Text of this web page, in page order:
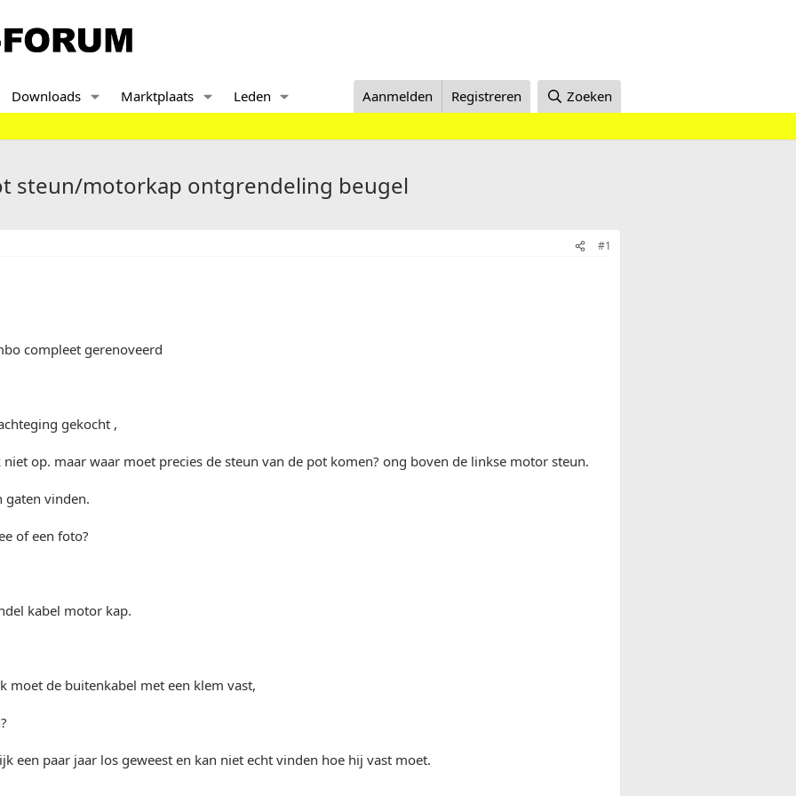
Downloads Marktplaats Leden Aanmelden Registreren Zoeken
steun/motorkap ontgrendeling beugel
#1
compleet gerenoveerd
gekocht ,
op. maar waar moet precies de steun van de pot komen? ong boven de linkse motor steun.
gaten vinden.
of een foto?
kabel motor kap.
moet de buitenkabel met een klem vast,
een paar jaar los geweest en kan niet echt vinden hoe hij vast moet.